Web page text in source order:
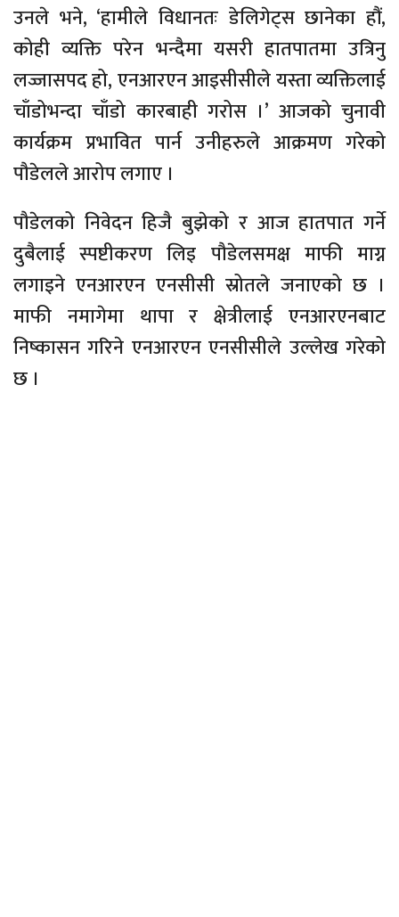
उनले भने, ‘हामीले विधानतः डेलिगेट्स छानेका हौं,
कोही व्यक्ति परेन भन्दैमा यसरी हातपातमा उत्रिनु
लज्जासपद हो, एनआरएन आइसीसीले यस्ता व्यक्तिलाई
चाँडोभन्दा चाँडो कारबाही गरोस ।’ आजको चुनावी
कार्यक्रम प्रभावित पार्न उनीहरुले आक्रमण गरेको
पौडेलले आरोप लगाए ।
पौडेलको निवेदन हिजै बुझेको र आज हातपात गर्ने
दुबैलाई स्पष्टीकरण लिइ पौडेलसमक्ष माफी माग्न
लगाइने एनआरएन एनसीसी स्रोतले जनाएको छ ।
माफी नमागेमा थापा र क्षेत्रीलाई एनआरएनबाट
निष्कासन गरिने एनआरएन एनसीसीले उल्लेख गरेको
छ ।